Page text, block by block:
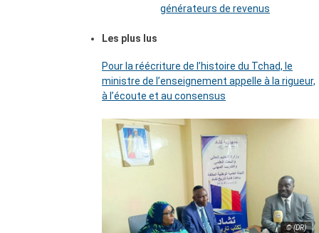
générateurs de revenus
Les plus lus
Pour la réécriture de l’histoire du Tchad, le
ministre de l’enseignement appelle à la rigueur,
à l’écoute et au consensus
© (DR)